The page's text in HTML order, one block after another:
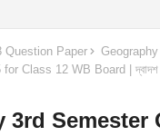
Question Paper
Class 12 WB Board | দ্বাদশ
3rd Semester